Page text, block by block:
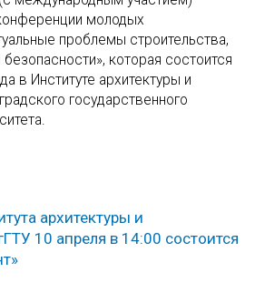
молодых
проблемы строительства,
которая состоится
в Институте архитектуры и
государственного
архитектуры и
10 апреля в 14:00 состоится